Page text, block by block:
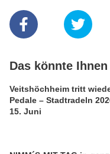
Das könnte
Veitshöchheim tritt
Pedale – Stadtradeln
15. Juni